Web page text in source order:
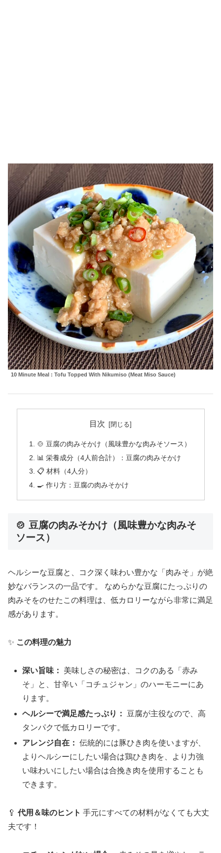
10 Minute Meal : Tofu Topped With Nikumiso (Meat Miso Sauce)
目次
🍲 豆腐の肉みそかけ（風味豊かな肉みそソース）
📊 栄養成分（4人前合計）：豆腐の肉みそかけ
📋 材料（4人分）
🍳 作り方：豆腐の肉みそかけ
🍲 豆腐の肉みそかけ（風味豊かな肉みそ
ソース）
ヘルシーな豆腐と、コク深く味わい豊かな「肉みそ」が絶
妙なバランスの一品です。 なめらかな豆腐にたっぷりの
肉みそをのせたこの料理は、低カロリーながら非常に満足
感があります。
✨ この料理の魅力
深い旨味：
美味しさの秘密は、コクのある「赤み
そ」と、甘辛い「コチュジャン」のハーモニーにあ
ります。
ヘルシーで満足感たっぷり：
豆腐が主役なので、高
タンパクで低カロリーです。
アレンジ自在： 伝統的には豚ひき肉を使いますが、
よりヘルシーにしたい場合は鶏ひき肉を、より力強
い味わいにしたい場合は合挽き肉を使用することも
できます。
🥄 代用＆味のヒント 手元にすべての材料がなくても大丈
夫です！